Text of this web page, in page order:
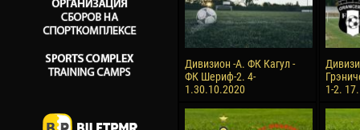
Дивизион -А. ФК Кагул -
ФК Шериф-2. 4-
1.30.10.2020
1-2.